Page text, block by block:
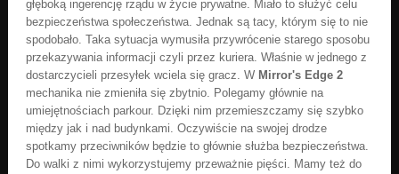
głęboką ingerencję rządu w życie prywatne. Miało to służyć celu
bezpieczeństwa społeczeństwa. Jednak są tacy, którym się to nie
spodobało. Taka sytuacja wymusiła przywrócenie starego sposobu
przekazywania informacji czyli przez kuriera. Właśnie w jednego z
dostarczycieli przesyłek wciela się gracz. W Mirror's Edge 2
mechanika nie zmieniła się zbytnio. Polegamy głównie na
umiejętnościach parkour. Dzięki nim przemieszczamy się szybko
między jak i nad budynkami. Oczywiście na swojej drodze
spotkamy przeciwników będzie to głównie służba bezpieczeństwa.
Do walki z nimi wykorzystujemy przeważnie pięści. Mamy też do